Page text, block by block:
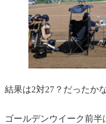
結果は2対27？だったか
ゴールデンウイーク前半